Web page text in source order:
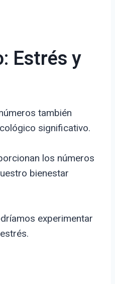
Estrés y
también
significativo.
los números
bienestar
experimentar